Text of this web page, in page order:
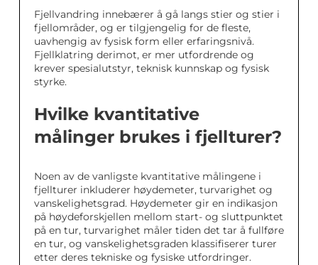
Fjellvandring innebærer å gå langs stier og stier i
fjellområder, og er tilgjengelig for de fleste,
uavhengig av fysisk form eller erfaringsnivå.
Fjellklatring derimot, er mer utfordrende og
krever spesialutstyr, teknisk kunnskap og fysisk
styrke.
Hvilke kvantitative
målinger brukes i fjellturer?
Noen av de vanligste kvantitative målingene i
fjellturer inkluderer høydemeter, turvarighet og
vanskelighetsgrad. Høydemeter gir en indikasjon
på høydeforskjellen mellom start- og sluttpunktet
på en tur, turvarighet måler tiden det tar å fullføre
en tur, og vanskelighetsgraden klassifiserer turer
etter deres tekniske og fysiske utfordringer.